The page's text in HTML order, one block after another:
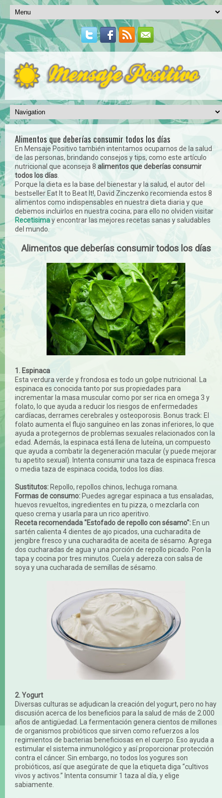
Alimentos que deberías consumir todos los días
En Mensaje Positivo también intentamos ocuparnos de la salud
de las personas, brindando consejos y tips, como este artículo
nutricional que aconseja 8 alimentos que deberías consumir
todos los días
Porque la dieta es la base del bienestar y la salud, el autor del
bestseller Eat It to Beat It!, David Zinczenko recomienda estos 8
alimentos como indispensables en nuestra dieta diaria y que
debemos incluirlos en nuestra cocina; para ello no olviden visitar
Recetisimay encontrar las mejores recetas sanas y saludables
del mundo.
Alimentos que deberías consumir todos los días
1. Espinaca
Esta verdura verde y frondosa es todo un golpe nutricional. La
espinaca es conocida tanto por sus propiedades para
incrementar la masa muscular como por ser rica en omega 3 y
folato, lo que ayuda a reducir los riesgos de enfermedades
cardíacas, derrames cerebrales y osteoporosis. Bonus track: El
folato aumenta el flujo sanguíneo en las zonas inferiores, lo que
ayuda a protegernos de problemas sexuales relacionados con la
edad. Además, la espinaca está llena de luteína, un compuesto
que ayuda a combatir la degeneración macular (y puede mejorar
tu apetito sexual). Intenta consumir una taza de espinaca fresca
o media taza de espinaca cocida, todos los días.
Sustitutos: Repollo, repollos chinos, lechuga romana.
Formas de consumo: Puedes agregar espinaca a tus ensaladas,
huevos revueltos, ingredientes en tu pizza, o mezclarla con
queso crema y usarla para un rico aperitivo.
Receta recomendada "Estofado de repollo con sésamo": En un
sartén calienta 4 dientes de ajo picados, una cucharadita de
jengibre fresco y una cucharadita de aceita de sésamo. Agrega
dos cucharadas de agua y una porción de repollo picado. Pon la
tapa y cocina por tres minutos. Cuela y adereza con salsa de
soya y una cucharada de semillas de sésamo.
2. Yogurt
Diversas culturas se adjudican la creación del yogurt, pero no hay
discusión acerca de los beneficios para la salud de más de 2.000
años de antigüedad. La fermentación genera cientos de millones
de organismos probióticos que sirven como refuerzos a los
regimientos de bacterias beneficiosas en el cuerpo. Eso ayuda a
estimular el sistema inmunológico y así proporcionar protección
contra el cáncer. Sin embargo, no todos los yogures son
probióticos, así que asegúrate de que la etiqueta diga “cultivos
vivos y activos.” Intenta consumir 1 taza al día, y elige
sabiamente.